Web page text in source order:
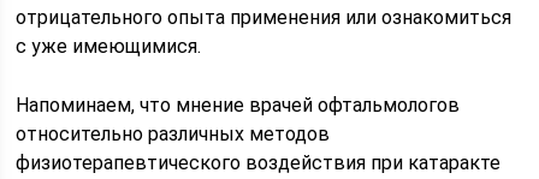
отрицательного опыта применения или ознакомиться
с уже имеющимися.
Напоминаем, что мнение врачей офтальмологов
относительно различных методов
физиотерапевтического воздействия при катаракте